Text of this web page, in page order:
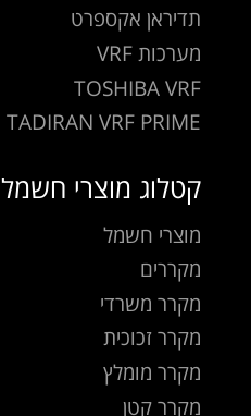
תדיראן אקספרט
מערכות VRF
TOSHIBA VRF
TADIRAN VRF PRIME
קטלוג מוצרי חשמל
מוצרי חשמל
מקררים
מקרר משרדי
מקרר זכוכית
מקרר מומלץ
מקרר קטן